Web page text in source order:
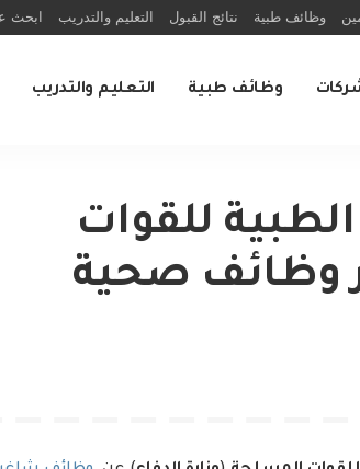
وظائف طبية نتائج القبول التعليم والتدريب ابحث
وظائف طبية التعليم والتدريب
للقوات
وظائف صحية